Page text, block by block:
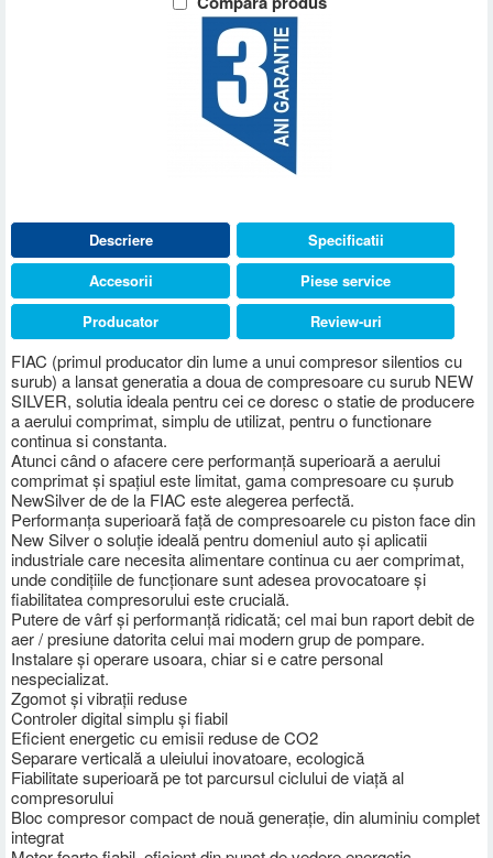
Descriere
FIAC (primul producator din lume a unui compresor silentios cu
surub) a lansat generatia a doua de compresoare cu surub NEW
SILVER, solutia ideala pentru cei ce doresc o statie de producere
a aerului comprimat, simplu de utilizat, pentru o functionare
continua si constanta.
Atunci când o afacere cere performanță superioară a aerului
comprimat și spațiul este limitat, gama compresoare cu șurub
NewSilver de de la FIAC este alegerea perfectă.
Performanța superioară față de compresoarele cu piston face din
New Silver o soluție ideală pentru domeniul auto și aplicatii
industriale care necesita alimentare continua cu aer comprimat,
unde condițiile de funcționare sunt adesea provocatoare și
fiabilitatea compresorului este crucială.
Putere de vârf și performanță ridicată; cel mai bun raport debit de
aer / presiune datorita celui mai modern grup de pompare.
Instalare și operare usoara, chiar si e catre personal
nespecializat.
Zgomot și vibrații reduse
Controler digital simplu și fiabil
Eficient energetic cu emisii reduse de CO2
Separare verticală a uleiului inovatoare, ecologică
Fiabilitate superioară pe tot parcursul ciclului de viață al
compresorului
Bloc compresor compact de nouă generație, din aluminiu complet
integrat
Specificatii
Accesorii
Piese service
Producator
Review-uri